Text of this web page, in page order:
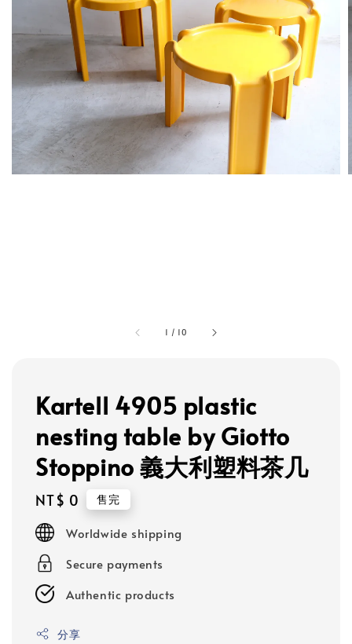
1 / 10
Kartell 4905 plastic
nesting table by Giotto
Stoppino 義大利塑料茶几
Regular
price
NT$ 0 售完
Worldwide shipping
Secure payments
Authentic products
分享